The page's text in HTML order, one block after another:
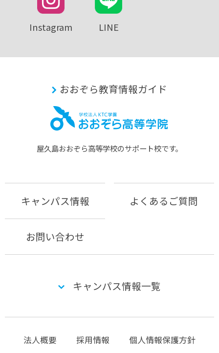
Instagram LINE
おおぞら教育情報ガイド
屋久島おおぞら⾼等学校のサポート校です。
キャンパス情報 よくあるご質問
お問い合わせ
キャンパス情報一覧
法人概要 採用情報
個人情報保護方針